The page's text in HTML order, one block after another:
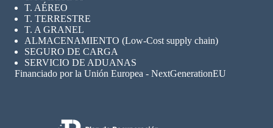
T. AÉREO
T. TERRESTRE
T. A GRANEL
ALMACENAMIENTO (Low-Cost supply chain)
SEGURO DE CARGA
SERVICIO DE ADUANAS
Financiado por la Unión Europea - NextGenerationEU